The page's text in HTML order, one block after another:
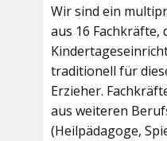
Wir sind ein
aus 16 Fachkräfte,
traditionell für
Erzieher.
aus weiteren
(Heilpädagoge,